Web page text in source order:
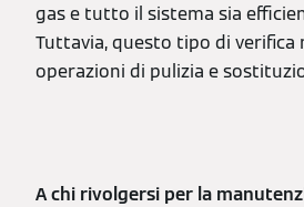
gas e tutto il sistema sia
Tuttavia, questo tipo di verifica
operazioni di pulizia e
A chi rivolgersi per la